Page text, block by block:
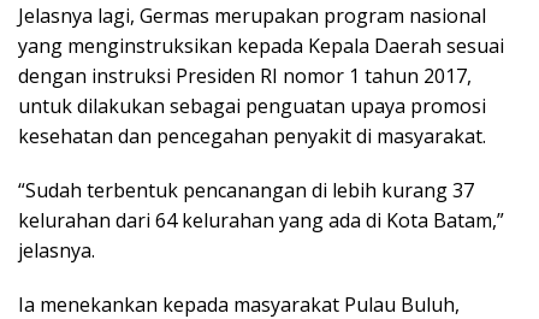
Jelasnya lagi, Germas merupakan program nasional
yang menginstruksikan kepada Kepala Daerah sesuai
dengan instruksi Presiden RI nomor 1 tahun 2017,
untuk dilakukan sebagai penguatan upaya promosi
kesehatan dan pencegahan penyakit di masyarakat.
“Sudah terbentuk pencanangan di lebih kurang 37
kelurahan dari 64 kelurahan yang ada di Kota Batam,”
jelasnya.
Ia menekankan kepada masyarakat Pulau Buluh,